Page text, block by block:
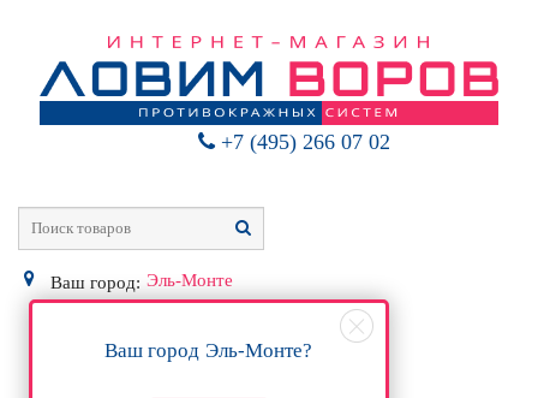
+7 (495) 266 07 02
Ваш город: Эль-Монте
Ваш город Эль-Монте?
0Р